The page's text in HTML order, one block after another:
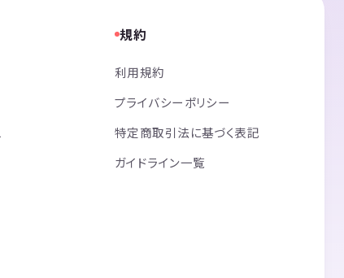
規約
利用規約
プライバシーポリシー
特定商取引法に基づく表記
ガイドライン一覧